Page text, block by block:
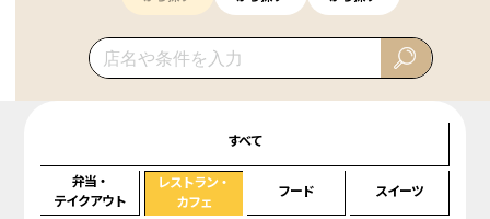
すべて
弁当・
テイクアウト
レストラン・
カフェ
フード スイーツ